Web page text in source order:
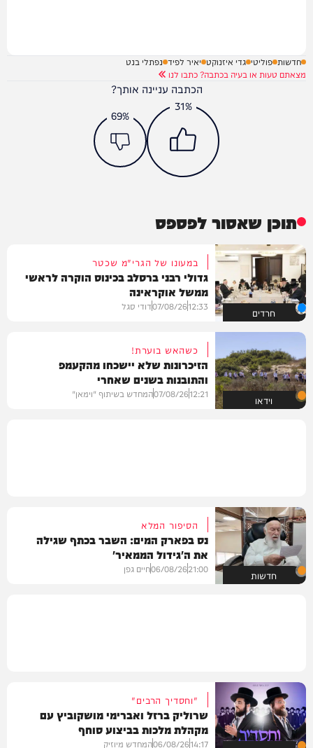
חדשות פוליטי גדי איזנוקט יאיר לפיד נפתלי בנט
מצאתם טעות או בעיה בכתבה? כתבו לנו
הכתבה עניינה אותך?
31%
69%
תוכן שאסור לפספס
חרדים
במעונו של הגרי"מ שכטר
גדולי רבני ברסלב בכינוס הוקרה לראשי
ממשל אוקראינה
12:33
07/08/26דודי סגל
וידאו
כשהאש בוערת!
הזיכרונות שלא יישכחו מהקעמפ
והתובנות בשנים שאחרי
12:21
07/08/26המחדש בשיתוף "וימאן"
חדשות
הסיפור המלא
נס בפארק המים: השבר בכתף שגילה
את ה'גידול הממאיר'
21:00
06/08/26חיים גפן
"וחסדיך הרבים"
שרוליק ברזל ואברימי מושקוביץ עם
מקהלת מלכות בביצוע סוחף
14:17
06/08/26המחדש מיוזיק